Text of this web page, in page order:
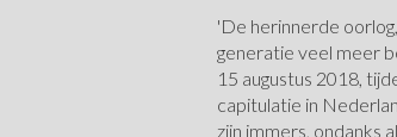
'De herinnerde
generatie veel meer
15 augustus 2018,
capitulatie in
zijn immers, ondanks